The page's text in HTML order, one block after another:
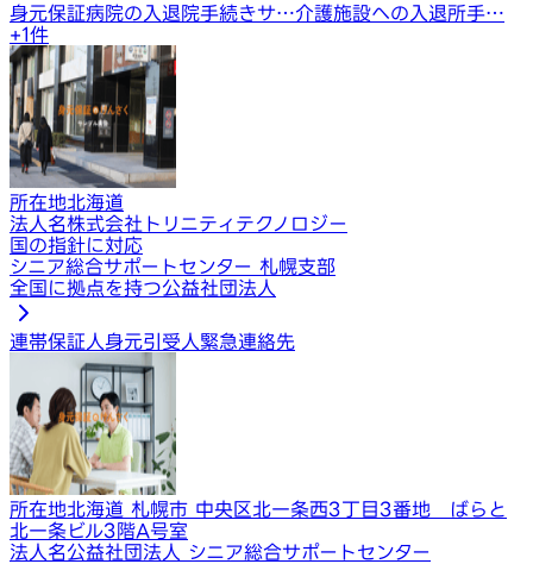
身元保証病院の入退院手続きサ…介護施設への入退所手…
+1件
所在地北海道
法人名株式会社トリニティテクノロジー
国の指針に対応
シニア総合サポートセンター 札幌支部
全国に拠点を持つ公益社団法人
連帯保証人身元引受人緊急連絡先
所在地北海道 札幌市 中央区北一条西3丁目3番地 ばらと
北一条ビル3階A号室
法人名公益社団法人 シニア総合サポートセンター